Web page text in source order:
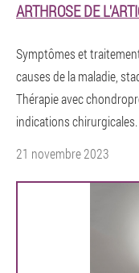
ARTHROSE DE
Symptômes et
causes de la maladie,
Thérapie avec
indications chirurgicales.
21 novembre 2023